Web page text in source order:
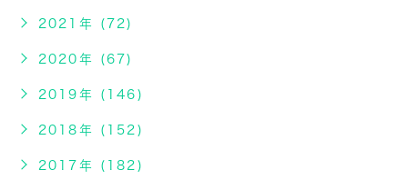
2021年 (72)
2020年 (67)
2019年 (146)
2018年 (152)
2017年 (182)